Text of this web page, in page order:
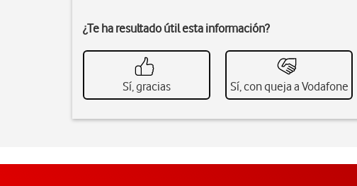
¿Te ha resultado útil esta información?
Sí, gracias Sí, con queja a Vodafone